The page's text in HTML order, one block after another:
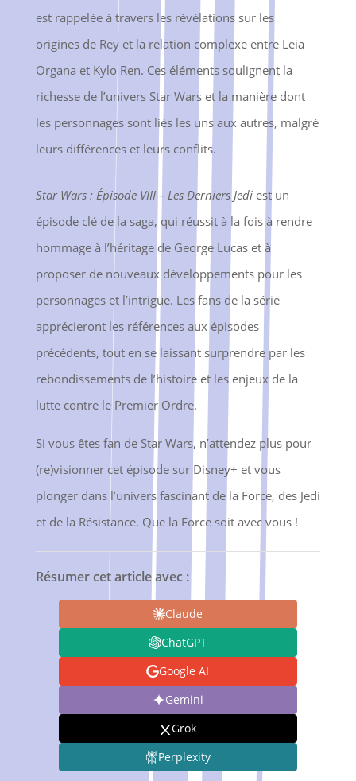
est rappelée à travers les révélations sur les
origines de Rey et la relation complexe entre Leia
Organa et Kylo Ren. Ces éléments soulignent la
richesse de l’univers Star Wars et la manière dont
les personnages sont liés les uns aux autres, malgré
leurs différences et leurs conflits.
Star Wars : Épisode VIII – Les Derniers Jediest un
épisode clé de la saga, qui réussit à la fois à rendre
hommage à l’héritage de George Lucas et à
proposer de nouveaux développements pour les
personnages et l’intrigue. Les fans de la série
apprécieront les références aux épisodes
précédents, tout en se laissant surprendre par les
rebondissements de l’histoire et les enjeux de la
lutte contre le Premier Ordre.
Si vous êtes fan de Star Wars, n’attendez plus pour
(re)visionner cet épisode sur Disney+ et vous
plonger dans l’univers fascinant de la Force, des Jedi
et de la Résistance. Que la Force soit avec vous !
Résumer cet article avec :
Claude
ChatGPT
Google AI
Gemini
Grok
Perplexity